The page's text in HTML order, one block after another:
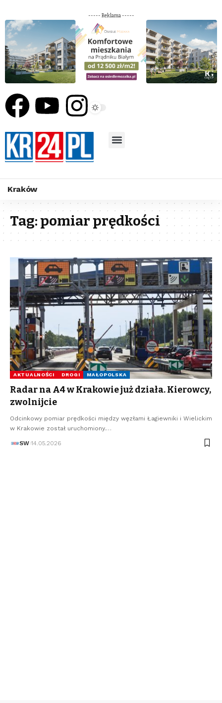
----- Reklama -----
Kraków
Tag:pomiar prędkości
AKTUALNOŚCI DROGI MAŁOPOLSKA
Radar na A4 w Krakowie już działa. Kierowcy,
zwolnijcie
Odcinkowy pomiar prędkości między węzłami Łagiewniki i Wielickim
w Krakowie został uruchomiony.…
SW 14.05.2026